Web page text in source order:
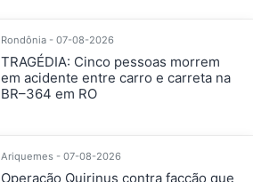
Rondônia - 07-08-2026
TRAGÉDIA: Cinco pessoas morrem
em acidente entre carro e carreta na
BR–364 em RO
Ariquemes - 07-08-2026
Operação Quirinus contra facção que